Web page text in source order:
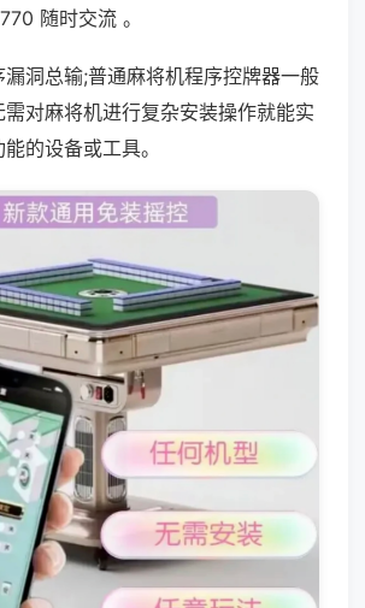
随时交流 。
漏洞总输;普通麻将机程序控牌器一般
对麻将机进行复杂安装操作就能实
的设备或工具。